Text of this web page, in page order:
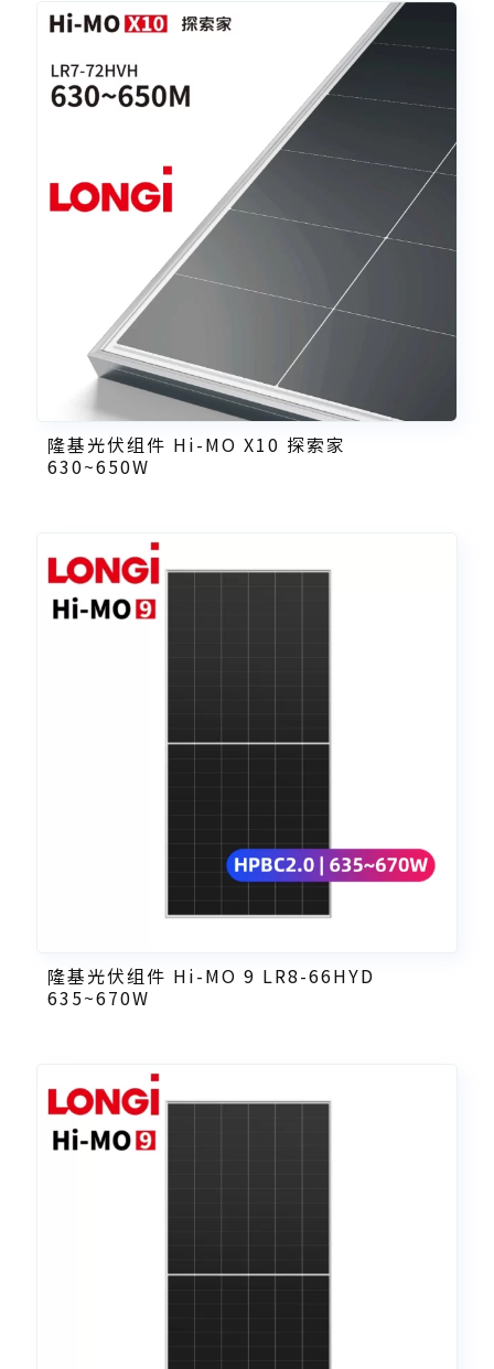
隆基光伏组件 Hi-MO X10 探索家
630~650W
隆基光伏组件 Hi-MO 9 LR8-66HYD
635~670W